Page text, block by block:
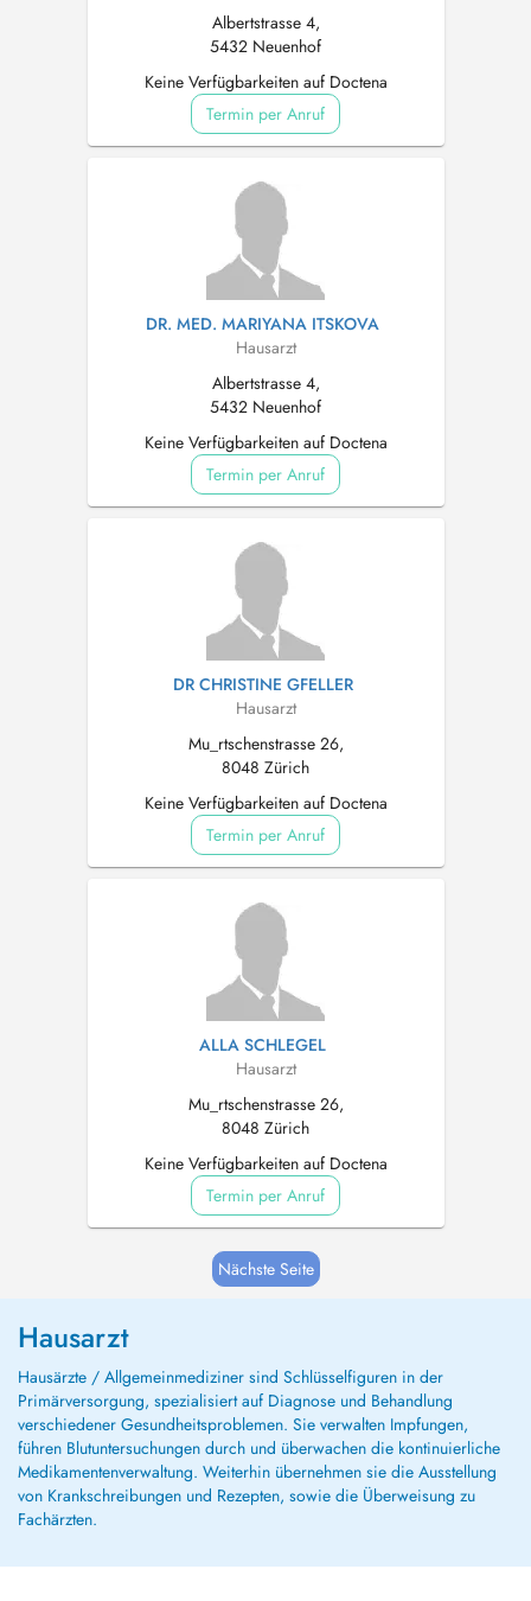
Albertstrasse 4,
5432 Neuenhof
Keine Verfügbarkeiten auf Doctena
Termin per Anruf
DR. MED. MARIYANA ITSKOVA
Hausarzt
Albertstrasse 4,
5432 Neuenhof
Keine Verfügbarkeiten auf Doctena
Termin per Anruf
DR CHRISTINE GFELLER
Hausarzt
Mu_rtschenstrasse 26,
8048 Zürich
Keine Verfügbarkeiten auf Doctena
Termin per Anruf
ALLA SCHLEGEL
Hausarzt
Mu_rtschenstrasse 26,
8048 Zürich
Keine Verfügbarkeiten auf Doctena
Termin per Anruf
Nächste Seite
Hausarzt
Hausärzte / Allgemeinmediziner sind Schlüsselfiguren in der
Primärversorgung, spezialisiert auf Diagnose und Behandlung
verschiedener Gesundheitsproblemen. Sie verwalten Impfungen,
führen Blutuntersuchungen durch und überwachen die kontinuierliche
Medikamentenverwaltung. Weiterhin übernehmen sie die Ausstellung
von Krankschreibungen und Rezepten, sowie die Überweisung zu
Fachärzten.